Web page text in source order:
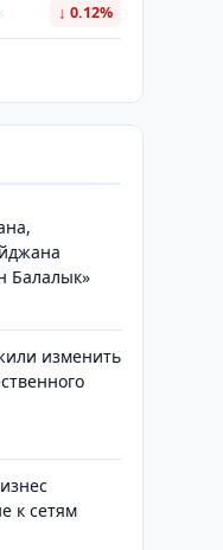
↓ 0.12%
Балалык»
изменить
к сетям